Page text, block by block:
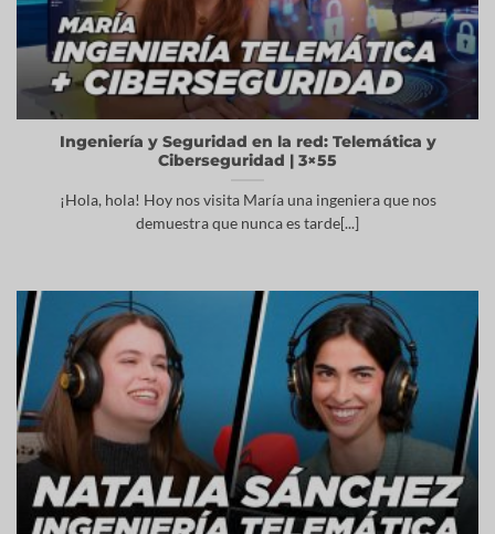
Ingeniería y Seguridad en la red: Telemática y
Ciberseguridad | 3×55
¡Hola, hola! Hoy nos visita María una ingeniera que nos
demuestra que nunca es tarde[...]